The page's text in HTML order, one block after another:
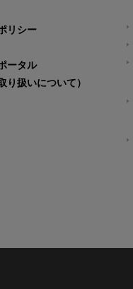
リシー
ータル
り扱いについて）